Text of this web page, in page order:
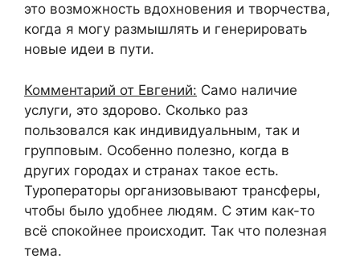
это возможность вдохновения и творчества,
когда я могу размышлять и генерировать
новые идеи в пути.
Комментарий от Евгений: Само наличие
услуги, это здорово. Сколько раз
пользовался как индивидуальным, так и
групповым. Особенно полезно, когда в
других городах и странах такое есть.
Туроператоры организовывают трансферы,
чтобы было удобнее людям. С этим как-то
всё спокойнее происходит. Так что полезная
тема.